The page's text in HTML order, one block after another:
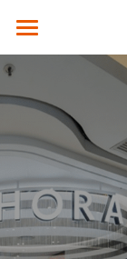
香港好去處
生活熱話
著數優惠
美食速遞
所有商品分